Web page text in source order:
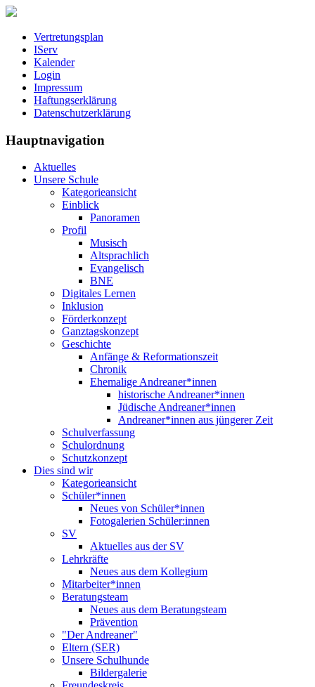
Vertretungsplan
IServ
Kalender
Login
Impressum
Haftungserklärung
Datenschutzerklärung
Hauptnavigation
Aktuelles
Unsere Schule
Kategorieansicht
Einblick
Panoramen
Profil
Musisch
Altsprachlich
Evangelisch
BNE
Digitales Lernen
Inklusion
Förderkonzept
Ganztagskonzept
Geschichte
Anfänge & Reformationszeit
Chronik
Ehemalige Andreaner*innen
historische Andreaner*innen
Jüdische Andreaner*innen
Andreaner*innen aus jüngerer Zeit
Schulverfassung
Schulordnung
Schutzkonzept
Dies sind wir
Kategorieansicht
Schüler*innen
Neues von Schüler*innen
Fotogalerien Schüler:innen
SV
Aktuelles aus der SV
Lehrkräfte
Neues aus dem Kollegium
Mitarbeiter*innen
Beratungsteam
Neues aus dem Beratungsteam
Prävention
"Der Andreaner"
Eltern (SER)
Unsere Schulhunde
Bildergalerie